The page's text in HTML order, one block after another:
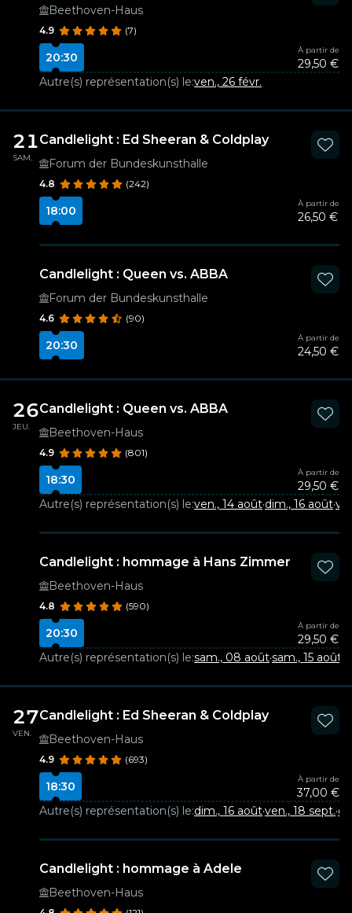
Beethoven-Haus
4.9 (7)
20:30
À partir de
29,50 €
Autre(s) représentation(s) le:ven., 26 févr.
21
SAM.
Candlelight : Ed Sheeran & Coldplay
Forum der Bundeskunsthalle
4.8 (242)
18:00
À partir de
26,50 €
Candlelight : Queen vs. ABBA
Forum der Bundeskunsthalle
4.6 (90)
20:30
À partir de
24,50 €
26
JEU.
Candlelight : Queen vs. ABBA
Beethoven-Haus
4.9 (801)
18:30
À partir de
29,50 €
Autre(s) représentation(s) le:ven., 14 août·dim., 16 août·
Candlelight : hommage à Hans Zimmer
Beethoven-Haus
4.8 (590)
20:30
À partir de
29,50 €
Autre(s) représentation(s) le:sam., 08 août·sam., 15 août
27
VEN.
Candlelight : Ed Sheeran & Coldplay
Beethoven-Haus
4.9 (693)
18:30
À partir de
37,00 €
Autre(s) représentation(s) le:dim., 16 août·ven., 18 sept.·
Candlelight : hommage à Adele
Beethoven-Haus